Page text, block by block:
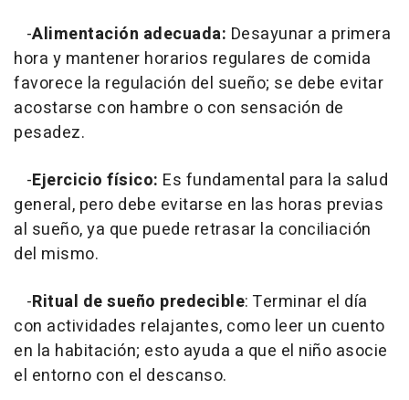
-Alimentación adecuada: Desayunar a primera
hora y mantener horarios regulares de comida
favorece la regulación del sueño; se debe evitar
acostarse con hambre o con sensación de
pesadez.
-Ejercicio físico: Es fundamental para la salud
general, pero debe evitarse en las horas previas
al sueño, ya que puede retrasar la conciliación
del mismo.
-Ritual de sueño predecible: Terminar el día
con actividades relajantes, como leer un cuento
en la habitación; esto ayuda a que el niño asocie
el entorno con el descanso.